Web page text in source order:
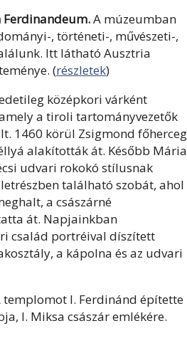
A múzeumban
, történeti-, művészeti-,
Itt látható Ausztria
(részletek)
középkori várként
a tiroli tartományvezetők
1460 körül Zsigmond főherceg
alakították át. Később Mária
udvari rokokó stílusnak
található szobát, ahol
a császárné
át. Napjainkban
család portréival díszített
a kápolna és az udvari
templomot I. Ferdinánd építette
I. Miksa császár emlékére.